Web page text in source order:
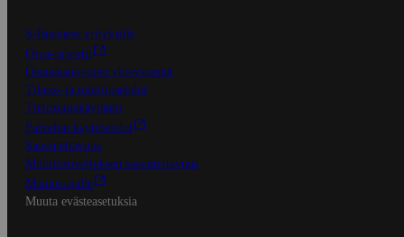
S-Business yrityksille
Oiva-raportit
Osuuskauppojen yhteystiedot
Tilaus- ja toimitusehdot
Tietosuojakäytäntö
Palvelun käyttöehdot
Saavutettavuus
Mobiilisovelluksen saavutettavuus
Mainostajalle
Muuta evästeasetuksia